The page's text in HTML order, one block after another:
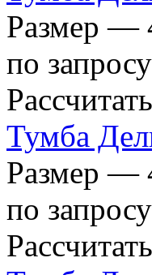
Размер —
по запросу
Тумба
Размер —
по запросу